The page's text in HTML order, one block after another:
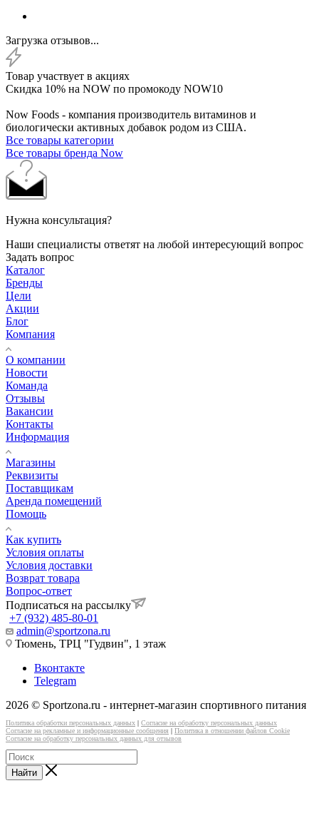
Загрузка отзывов...
Товар участвует в акциях
Скидка 10% на NOW по промокоду NOW10
Now Foods - компания производитель витаминов и
биологически активных добавок родом из США.
Все товары категории
Все товары бренда Now
Нужна консультация?
Наши специалисты ответят на любой интересующий вопрос
Задать вопрос
Каталог
Бренды
Цели
Акции
Блог
Компания
О компании
Новости
Команда
Отзывы
Вакансии
Контакты
Информация
Магазины
Реквизиты
Поставщикам
Аренда помещений
Помощь
Как купить
Условия оплаты
Условия доставки
Возврат товара
Вопрос-ответ
Подписаться на рассылку
+7 (932) 485-80-01
admin@sportzona.ru
Тюмень, ТРЦ "Гудвин", 1 этаж
Вконтакте
Telegram
2026 © Sportzona.ru - интернет-магазин спортивного питания
Политика обработки персональных данных | Согласие на обработку персональных данных
Согласие на рекламные и информационные сообщения | Политика в отношении файлов Cookie
Согласие на обработку персональных данных для отзывов
Найти